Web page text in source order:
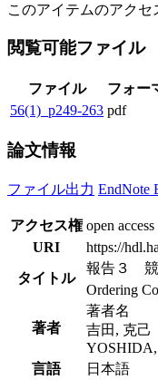
このアイテムのアクセ
閲覧可能ファイル
ファイル フォー
56(1)_p249-263 pdf
論文情報
ファイル出力 EndNote
アクセス権 open access
URI
https://
タイトル
報告３ 競
Ordering
著者
著者名
吉田, 克己
YOSHIDA,
言語
日本語